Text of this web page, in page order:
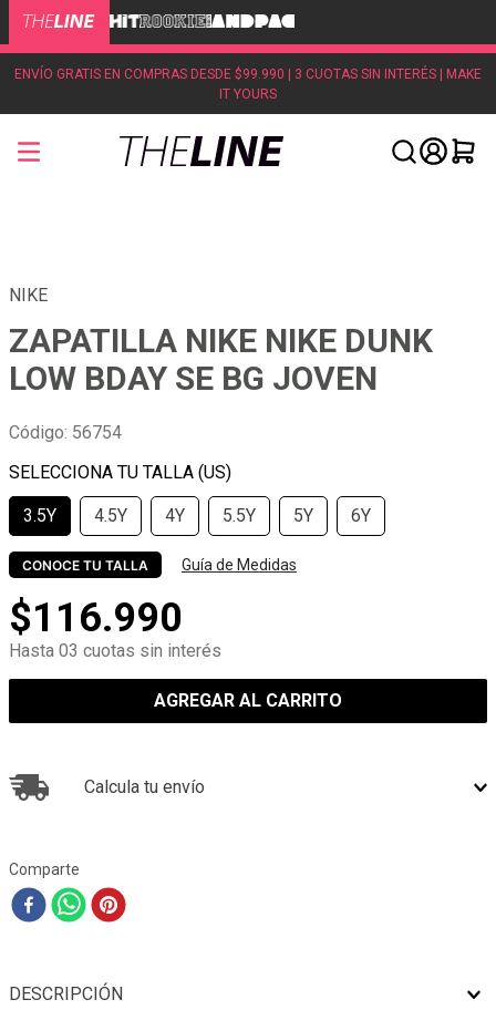
ENVÍO GRATIS EN COMPRAS DESDE $99.990 | 3 CUOTAS SIN INTERÉS | MAKE
IT YOURS
NIKE
ZAPATILLA NIKE NIKE DUNK
LOW BDAY SE BG JOVEN
Código: 56754
3.5Y 4.5Y 4Y 5.5Y 5Y 6Y
CONOCE TU TALLA Guía de Medidas
$116.990
Hasta 03 cuotas sin interés
AGREGAR AL CARRITO
Calcula tu envío
Comparte
DESCRIPCIÓN